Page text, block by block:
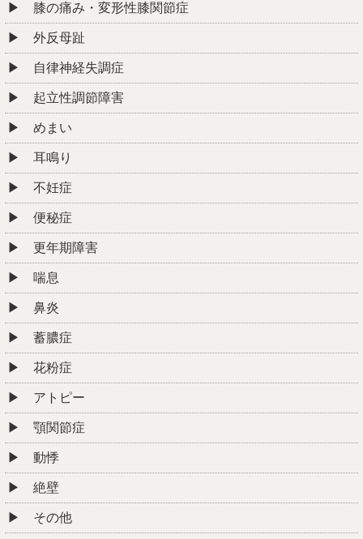
膝の痛み・変形性膝関節症
外反母趾
自律神経失調症
起立性調節障害
めまい
耳鳴り
不妊症
便秘症
更年期障害
喘息
鼻炎
蓄膿症
花粉症
アトピー
顎関節症
動悸
絶壁
その他